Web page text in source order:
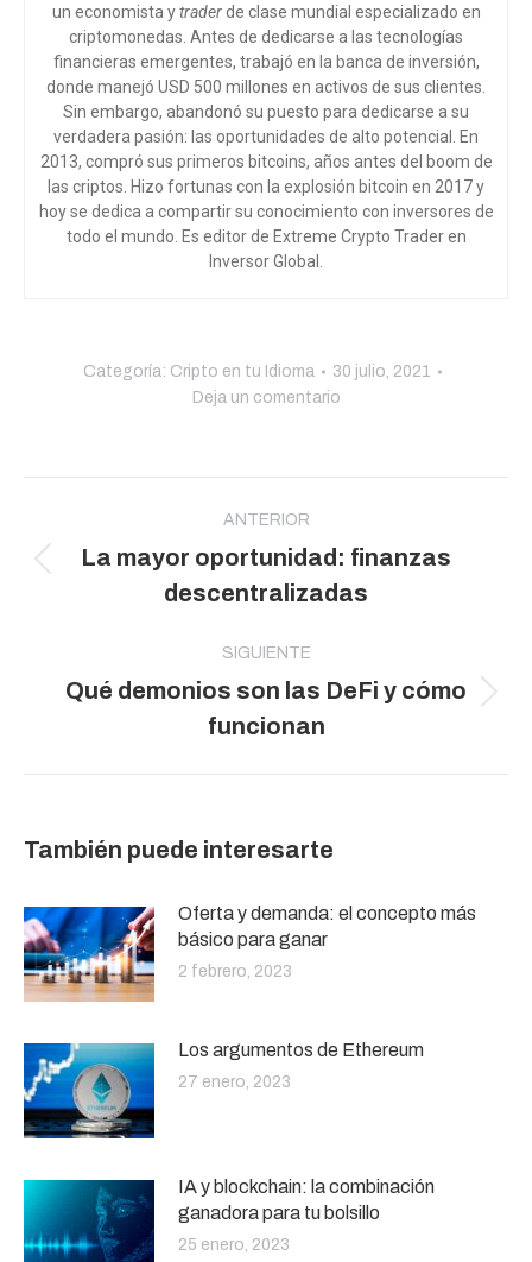
un economista ytraderde clase mundial especializado en
criptomonedas. Antes de dedicarse a las tecnologías
financieras emergentes, trabajó en la banca de inversión,
donde manejó USD 500 millones en activos de sus clientes.
Sin embargo, abandonó su puesto para dedicarse a su
verdadera pasión: las oportunidades de alto potencial. En
2013, compró sus primeros bitcoins, años antes del boom de
las criptos. Hizo fortunas con la explosión bitcoin en 2017 y
hoy se dedica a compartir su conocimiento con inversores de
todo el mundo . Es editor de Extreme Crypto Trader en
Inversor Global.
Categoría: Cripto en tu Idioma
30 julio, 2021
Deja un comentario
publicaciones
ANTERIOR
Publicación
anterior:
La mayor oportunidad: finanzas
descentralizadas
SIGUIENTE
Publicación
siguiente:
Qué demonios son las DeFi y cómo
funcionan
También puede interesarte
Oferta y demanda: el concepto más
básico para ganar
2 febrero, 2023
Los argumentos de Ethereum
27 enero, 2023
IA y blockchain: la combinación
ganadora para tu bolsillo
25 enero, 2023